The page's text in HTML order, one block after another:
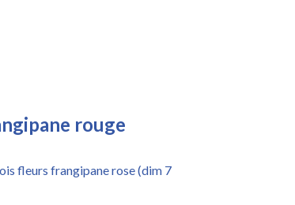
rouge
fleurs frangipane rose (dim 7